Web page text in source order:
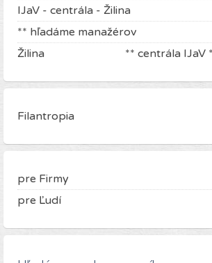
IJaV - centrála - Žilina
** hľadáme manažérov
Žilina ** centrála IJaV
Filantropia
pre Firmy
pre Ľudí